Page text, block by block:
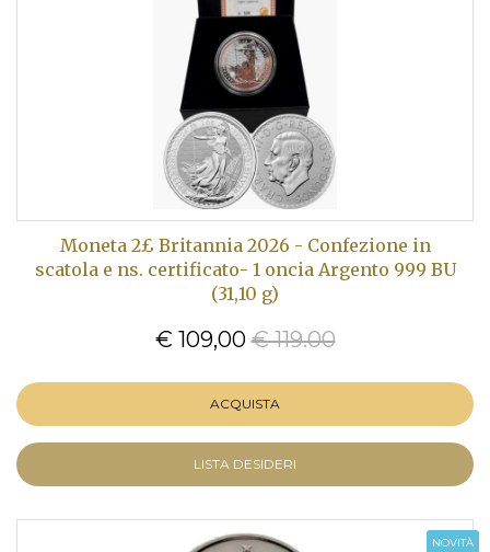
Moneta 2£ Britannia 2026 - Confezione in
scatola e ns. certificato- 1 oncia Argento 999 BU
(31,10 g)
€ 109,00 € 119.00
ACQUISTA
LISTA DESIDERI
NOVITÀ